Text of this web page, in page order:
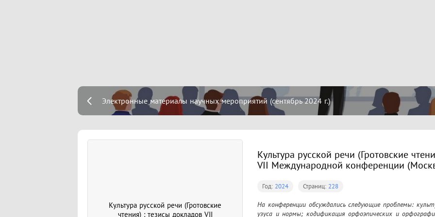
Электронные материалы научных мероприятий (сентябрь 2024 г.)
Культура русской речи (Гротовские
чтения) : тезисы докладов VII
Культура русской речи (Гротовские
VII Международной конференции
Год: 2024 Страниц: 228
На конференции обсуждались следующие проблемы:
узуса и нормы; кодификация орфоэпических и